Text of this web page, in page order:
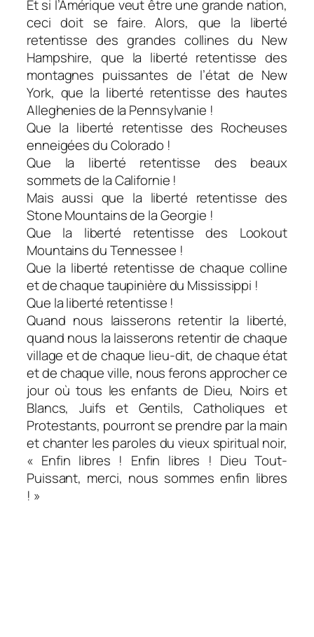
Et si l’Amérique veut être une grande nation,
ceci doit se faire. Alors, que la liberté
retentisse des grandes collines du New
Hampshire, que la liberté retentisse des
montagnes puissantes de l’état de New
York, que la liberté retentisse des hautes
Alleghenies de la Pennsylvanie !
Que la liberté retentisse des Rocheuses
enneigées du Colorado !
Que la liberté retentisse des beaux
sommets de la Californie !
Mais aussi que la liberté retentisse des
Stone Mountains de la Georgie !
Que la liberté retentisse des Lookout
Mountains du Tennessee !
Que la liberté retentisse de chaque colline
et de chaque taupinière du Mississippi !
Que la liberté retentisse !
Quand nous laisserons retentir la liberté,
quand nous la laisserons retentir de chaque
village et de chaque lieu-dit, de chaque état
et de chaque ville, nous ferons approcher ce
jour où tous les enfants de Dieu, Noirs et
Blancs, Juifs et Gentils, Catholiques et
Protestants, pourront se prendre par la main
et chanter les paroles du vieux spiritual noir,
« Enfin libres ! Enfin libres ! Dieu Tout-
Puissant, merci, nous sommes enfin libres
! »